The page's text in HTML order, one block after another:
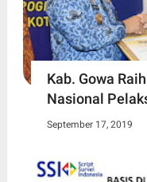
Kab. Gowa
Nasional
September 17, 2019